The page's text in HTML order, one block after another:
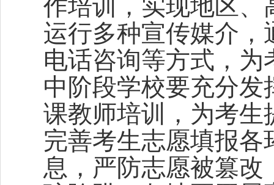
作培训，实现地区、
运行多种宣传媒介
电话咨询等方式，
中阶段学校要充分
课教师培训，为考生
完善考生志愿填报
息，严防志愿被篡改